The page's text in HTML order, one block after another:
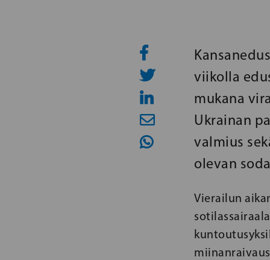
viikolla
mukana
Ukrainan
valmius
olevan
Vierailun